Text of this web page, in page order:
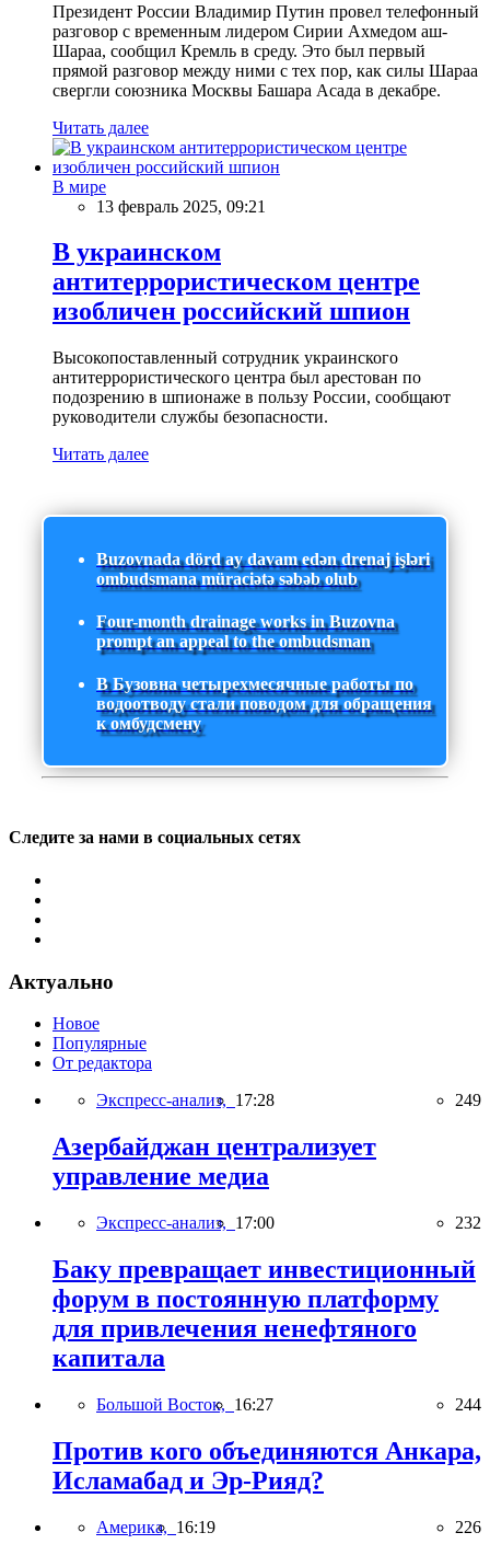
Президент России Владимир Путин провел телефонный
разговор с временным лидером Сирии Ахмедом аш-
Шараа, сообщил Кремль в среду. Это был первый
прямой разговор между ними с тех пор, как силы Шараа
свергли союзника Москвы Башара Асада в декабре.
Читать далее
В мире
13 февраль 2025, 09:21
В украинском
антитеррористическом центре
изобличен российский шпион
Высокопоставленный сотрудник украинского
антитеррористического центра был арестован по
подозрению в шпионаже в пользу России, сообщают
руководители службы безопасности.
Читать далее
Buzovnada dörd ay davam edən drenaj işləri
ombudsmana müraciətə səbəb olub
Four-month drainage works in Buzovna
prompt an appeal to the ombudsman
В Бузовна четырехмесячные работы по
водоотводу стали поводом для обращения
к омбудсмену
Следите за нами в социальных сетях
Актуально
Новое
Популярные
От редактора
Экспресс-анализ, 17:28 249
Азербайджан централизует
управление медиа
Экспресс-анализ, 17:00 232
Баку превращает инвестиционный
форум в постоянную платформу
для привлечения ненефтяного
капитала
Большой Восток, 16:27 244
Против кого объединяются Анкара,
Исламабад и Эр-Рияд?
Америка, 16:19 226